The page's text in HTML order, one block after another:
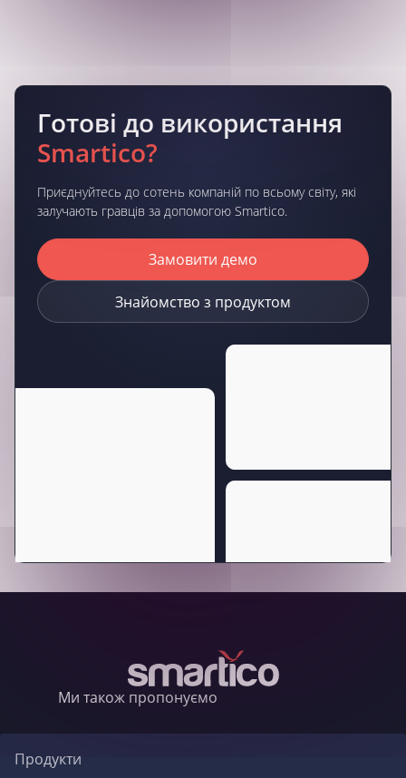
Готові до використання
Smartico?
Приєднуйтесь до сотень компаній по всьому світу, які
залучають гравців за допомогою Smartico.
Замовити демо
Знайомство з продуктом
Ми також пропонуємо
Продукти